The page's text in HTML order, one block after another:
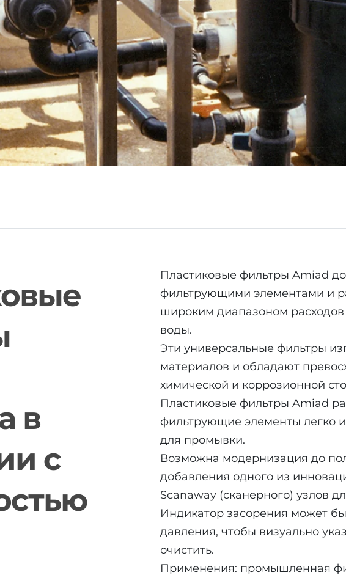
amiad plastic
в
с
Пластиковые фильтры Amiad
фильтрующими элементами и
широким диапазоном
воды.
Эти универсальные фильтры
материалов и обладают
химической и коррозионной
Пластиковые фильтры Amiad
фильтрующие элементы легко
для промывки.
Возможна модернизация до
добавления одного из
Scanaway (сканерного) узлов
Индикатор засорения может
давления, чтобы визуально
очистить.
Применения: промышленная